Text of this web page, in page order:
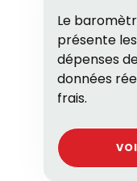
Le
présente
dépenses
données
frais.